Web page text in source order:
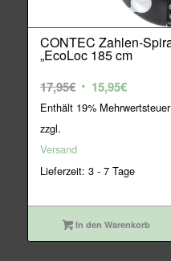
CONTEC Zahlen-
„EcoLoc 185 cm
17,95€ Ursprünglicher
Preis
15,95€Aktueller
Preis
Enthält 19% Mehrwertsteuer
zzgl.
Versand
Lieferzeit: 3 - 7 Tage
In den Warenkorb